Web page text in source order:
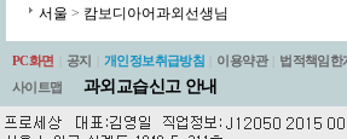
서울 > 캄보디아어과외선생님
PC화면 공지 개인정보취급방침 이용약관 법적책임한
사이트맵
과외교습신고 안내